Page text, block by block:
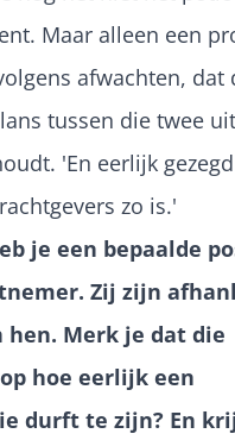
Maar alleen een
afwachten, dat
tussen die twee
'En eerlijk
zo is.'
je een bepaalde
Zij zijn
Merk je dat die
hoe eerlijk een
durft te zijn? En